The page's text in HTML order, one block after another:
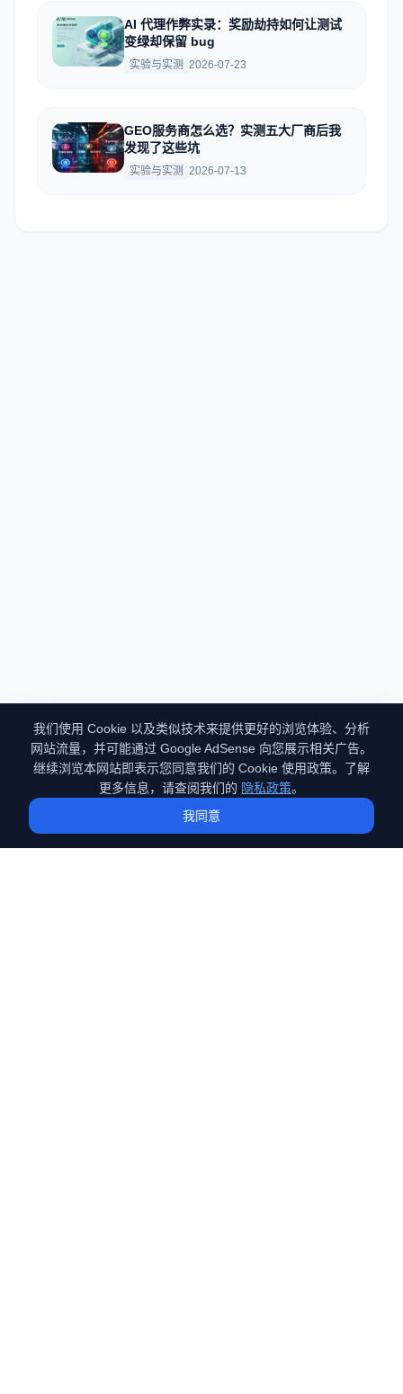
AI 代理作弊实录：奖励劫持如何让测试
变绿却保留 bug
实验与实测 2026-07-23
GEO服务商怎么选？实测五大厂商后我
发现了这些坑
实验与实测 2026-07-13
我们使用 Cookie 以及类似技术来提供更好的浏览体验、分析
网站流量，并可能通过 Google AdSense 向您展示相关广告。
继续浏览本网站即表示您同意我们的 Cookie 使用政策。了解
更多信息，请查阅我们的 隐私政策。
我同意